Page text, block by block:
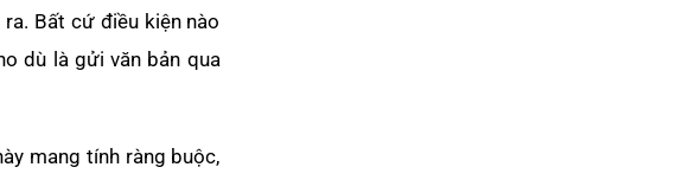
Bất cứ điều kiện nào
dù là gửi văn bản qua
mang tính ràng buộc,